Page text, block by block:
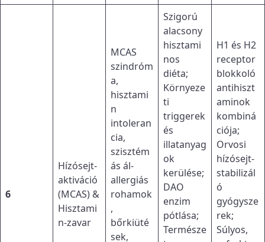
6
Hízósejt-
aktiváció
(MCAS) &
Hisztami
n-zavar
MCAS
szindróm
a,
hisztami
n
intoleran
cia,
szisztém
ás ál-
allergiás
rohamok
,
bőrkiüté
sek,
Szigorú
alacsony
hisztami
nos
diéta;
Környeze
ti
triggerek
és
illatanyag
ok
kerülése;
DAO
enzim
pótlása;
Természe
H1 és H2
receptor
blokkoló
antihiszt
aminok
kombiná
ciója;
Orvosi
hízósejt-
stabilizál
ó
gyógysze
rek;
Súlyos,